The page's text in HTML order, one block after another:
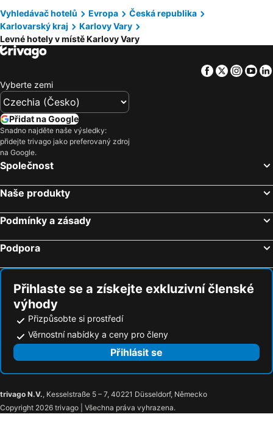
Zahradni
Hotel Saint Petersburg
Penzion Pegas Depoltovice
Hotel Vitkova Hora
Hotel Ester
Spa Hotel Anglický Dvůr
Hotel Villa Lauretta
Penzion U Studánky
Grandhotel AMBASSADOR National House
Spa Hotel MILLENIUM Karlovy Vary
Hotel Ontario
Savoy Westend Hotel
Retro Riverside Wellness Resort
Carlsbad INN hotel & apartments
Hotel Hubertus
Spa Hotel Villa Smetana
Hotel Golden Lamb
Humboldt Park Hotel & Spa
Hotel Bristol
Sanatorium Astoria
Boutique Spa Hotel Aqua Marina
Boutique Spa Aqua Marina
Golden Key Boutique Hotel
Bristol Kralovska Vila
Kralovska Villa
Vyhledávač hotelů Evropa
Česká republika
Karlovarský kraj
Karlovy Vary
Levné hotely v místě Karlovy Vary
Facebook
Twitter
Vyberte zemi
Přidat na Google
Snadno najděte naše výsledky:
přidejte trivago jako preferovaný zdroj
na Google.
Společnost
Naše produkty
Podmínky a zásady
Podpora
Přihlaste se a získejte exkluzivní členské
výhody
Přizpůsobte si prostředí
Věrnostní nabídky a ceny pro členy
Přihlásit se
trivago N.V., Kesselstraße 5 – 7, 40221 Düsseldorf, Německo
Copyright 2026 trivago | Všechna práva vyhrazena.